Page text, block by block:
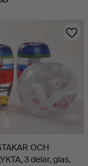
OCH
3 delar, glas,